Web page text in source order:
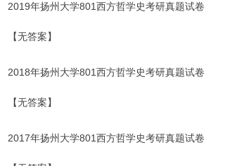
2019年扬州大学801西方哲学史考研真题试卷
【无答案】
2018年扬州大学801西方哲学史考研真题试卷
【无答案】
2017年扬州大学801西方哲学史考研真题试卷